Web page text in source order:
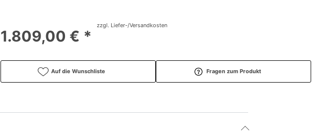
1.809,00 € *
zzgl. Liefer-/Versandkosten
Auf die Wunschliste Fragen zum Produkt